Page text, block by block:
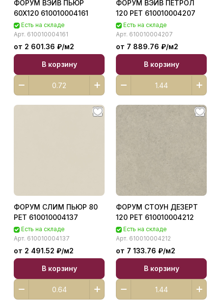
ФОРУМ ВЭЙВ ПЬЮР
60X120 610010004161
Есть на складе
Арт. 610010004161
от 2 601.36 ₽/м2
В корзину
ФОРУМ ВЭЙВ ПЕТРОЛ
120 РЕТ 610010004207
Есть на складе
Арт. 610010004207
от 7 889.76 ₽/м2
В корзину
ФОРУМ СЛИМ ПЬЮР 80
РЕТ 610010004137
Есть на складе
Арт. 610010004137
от 2 491.52 ₽/м2
В корзину
ФОРУМ СТОУН ДЕЗЕРТ
120 РЕТ 610010004212
Есть на складе
Арт. 610010004212
от 7 133.76 ₽/м2
В корзину